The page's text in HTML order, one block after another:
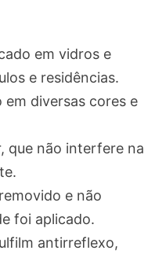
em vidros e
e residências.
diversas cores e
que não interfere na
e não
foi aplicado.
antirreflexo,